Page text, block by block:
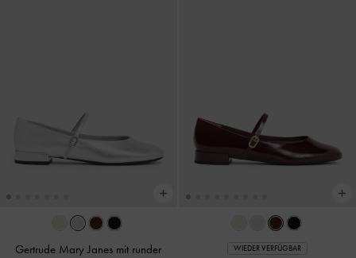
Gertrude Mary Janes mit runder
WIEDER VERFÜGBAR